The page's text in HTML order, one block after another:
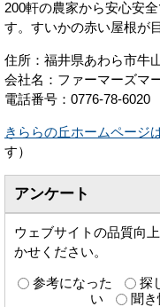
200軒の農家から安心安
す。すいかの赤い屋根が
住所：福井県あわら市牛
会社名：ファーマーズマ
電話番号：0776-78-6020
きららの丘ホームページ
す）
アンケート
ウェブサイトの品質向
かせください。
参考になった 探
い
聞